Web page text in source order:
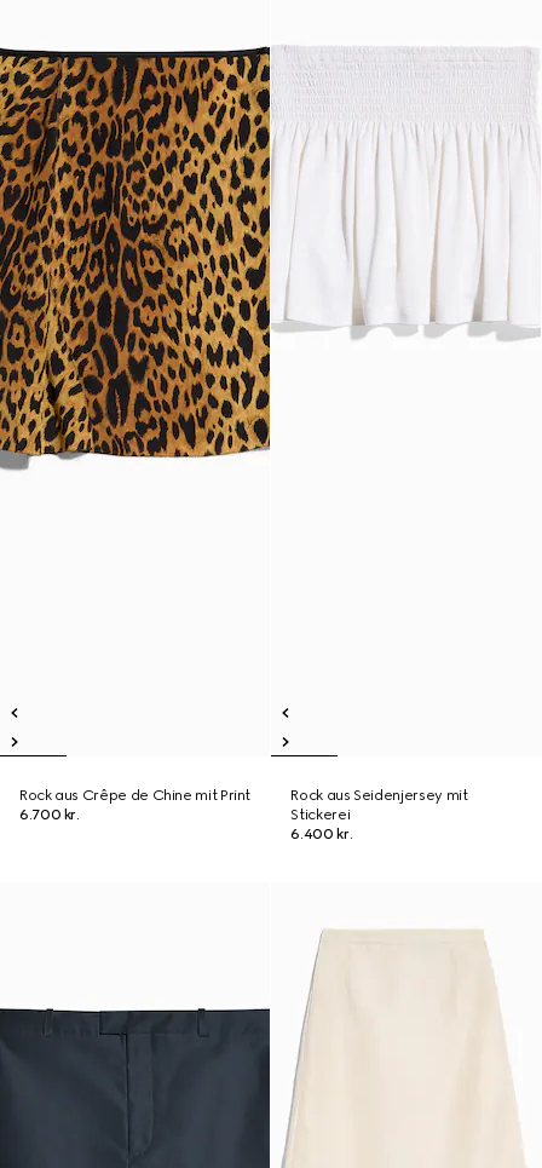
Rock aus Crêpe de Chine mit Print
6.700 kr.
Rock aus Seidenjersey mit
Stickerei
6.400 kr.